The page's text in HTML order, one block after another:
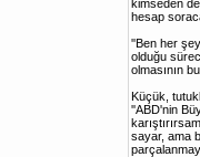
kimseden
hesap
''Ben her
olduğu
olmasının
Küçük,
''ABD'nin
sayar, ama